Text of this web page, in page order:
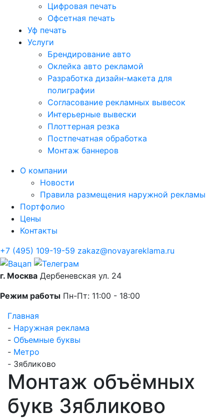
Цифровая печать
Офсетная печать
Уф печать
Услуги
Брендирование авто
Оклейка авто рекламой
Разработка дизайн-макета для
полиграфии
Согласование рекламных вывесок
Интерьерные вывески
Плоттерная резка
Постпечатная обработка
Монтаж баннеров
О компании
Новости
Правила размещения наружной рекламы
Портфолио
Цены
Контакты
+7 (495) 109-19-59 zakaz@novayareklama.ru
г. Москва Дербеневская ул. 24
Режим работы Пн-Пт: 11:00 - 18:00
Главная
- Наружная реклама
- Объемные буквы
- Метро
- Зябликово
Монтаж объёмных
букв Зябликово